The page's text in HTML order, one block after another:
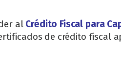
al Crédito Fiscal para
de crédito fiscal